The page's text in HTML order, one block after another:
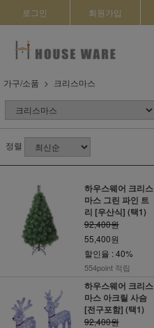
로그인 회원가입
가구/소품 크리스마스
정렬
하우스웨어 크리스
마스 그린 파인 트
리 [우산식] (택1)
92,400원
55,400원
할인율 : 40%
554point 적립
하우스웨어 크리스
마스 아크릴 사슴
[전구포함] (택1)
92,400원